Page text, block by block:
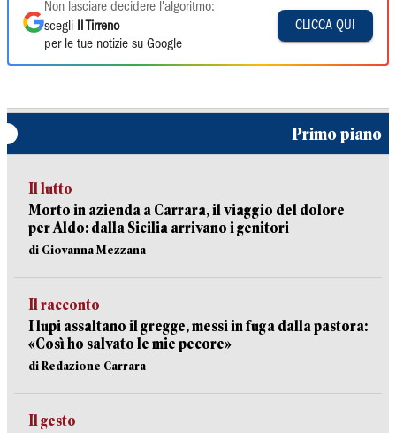
Non lasciare decidere l'algoritmo:
scegli
Il Tirreno
per le tue notizie su Google
CLICCA QUI
Primo piano
Il lutto
Morto in azienda a Carrara, il viaggio del dolore
per Aldo: dalla Sicilia arrivano i genitori
di Giovanna Mezzana
Il racconto
I lupi assaltano il gregge, messi in fuga dalla pastora:
«Così ho salvato le mie pecore»
di Redazione Carrara
Il gesto